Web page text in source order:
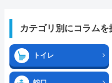
カテゴリ別にコラムを
トイレ